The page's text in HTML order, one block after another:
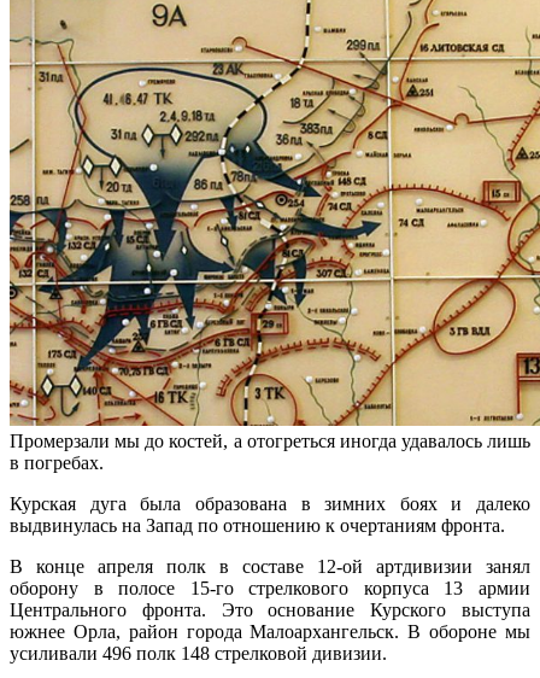
Промерзали мы до костей, а отогреться иногда удавалось лишь
в погребах.
Курская дуга была образована в зимних боях и далеко
выдвинулась на Запад по отношению к очертаниям фронта.
В конце апреля полк в составе 12-ой артдивизии занял
оборону в полосе 15-го стрелкового корпуса 13 армии
Центрального фронта. Это основание Курского выступа
южнее Орла, район города Малоархангельск. В обороне мы
усиливали 496 полк 148 стрелковой дивизии.